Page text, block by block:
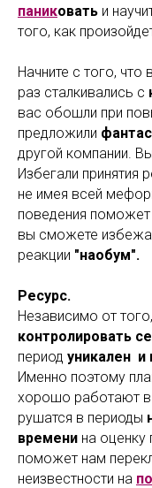
паниковать и
того, как
Начните с того, что
раз сталкивались с
вас обошли при
предложили
другой компании.
Избегали принятия
не имея всей
поведения
вы сможете
реакции "наобум".
Ресурс.
Независимо от
контролировать
период уникален и
Именно поэтому
хорошо работают в
рушатся в периоды
времени на оценку
поможет нам
неизвестности на